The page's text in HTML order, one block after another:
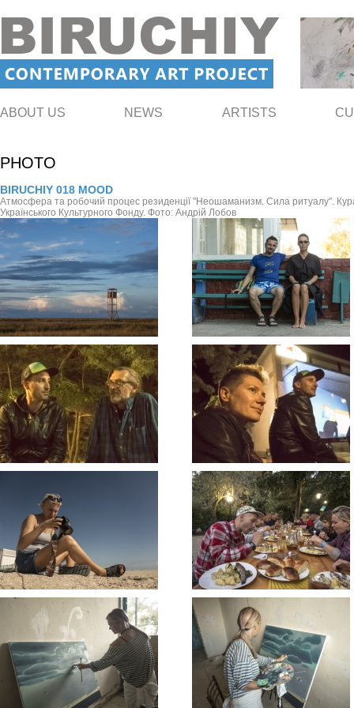
ABOUT US NEWS ARTISTS
PHOTO
BIRUCHIY 018 MOOD
Атмосфера та робочий процес резиденції "Неошаманизм. Сила ритуалу".
Українського Культурного Фонду. Фото: Андрій Лобов